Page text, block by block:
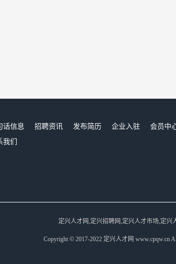
话信息 招聘资讯 发布简历 企业入驻 会员中
我们
定兴人才网,定兴招聘网,定兴人才市场,定兴
Copyright © 2017-2022 定兴人才网 www.cpqw.cn